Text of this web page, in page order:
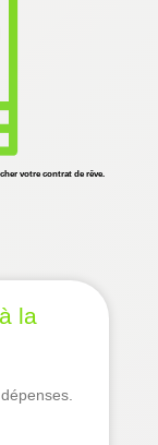
votre contrat de rêve.
la